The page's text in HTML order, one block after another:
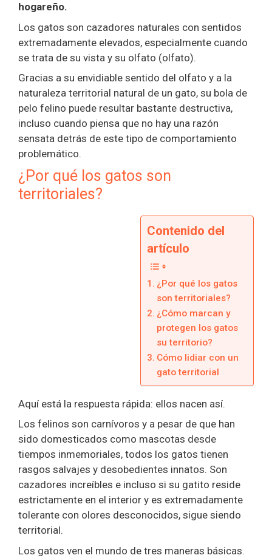
hogareño.
Los gatos son cazadores naturales con sentidos
extremadamente elevados, especialmente cuando
se trata de su vista y su olfato (olfato).
Gracias a su envidiable sentido del olfato y a la
naturaleza territorial natural de un gato, su bola de
pelo felino puede resultar bastante destructiva,
incluso cuando piensa que no hay una razón
sensata detrás de este tipo de comportamiento
problemático.
¿Por qué los gatos son
territoriales?
Contenido del
artículo
¿Por qué los gatos
son territoriales?
¿Cómo marcan y
protegen los gatos
su territorio?
Cómo lidiar con un
gato territorial
Aquí está la respuesta rápida: ellos nacen así.
Los felinos son carnívoros y a pesar de que han
sido domesticados como mascotas desde
tiempos inmemoriales, todos los gatos tienen
rasgos salvajes y desobedientes innatos. Son
cazadores increíbles e incluso si su gatito reside
estrictamente en el interior y es extremadamente
tolerante con olores desconocidos, sigue siendo
territorial.
Los gatos ven el mundo de tres maneras básicas.